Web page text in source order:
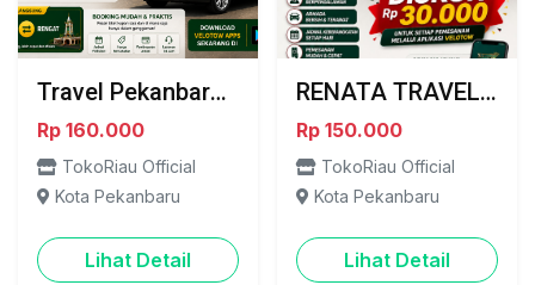
Travel Pekanbaru Rengat bersama Cendana Travel
Rp 160.000
TokoRiau Official
Kota Pekanbaru
Lihat Detail
RENATA TRAVEL – PADANG ⇄ PAYAKUMBUH
Rp 150.000
TokoRiau Official
Kota Pekanbaru
Lihat Detail